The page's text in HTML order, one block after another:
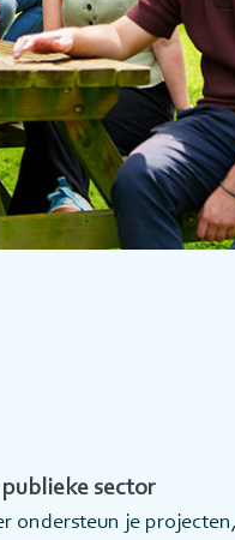
sector
ondersteun je